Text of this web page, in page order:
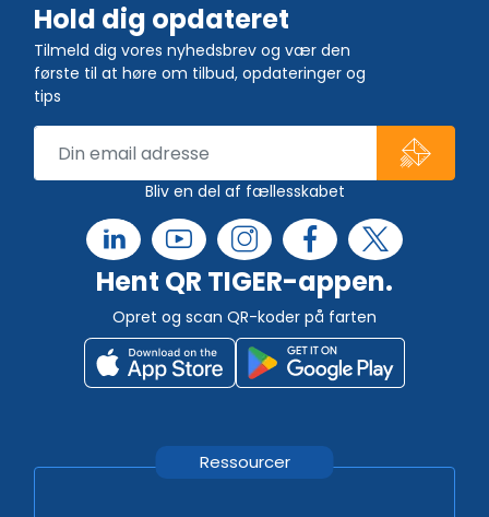
Hold dig opdateret
Tilmeld dig vores nyhedsbrev og vær den
første til at høre om tilbud, opdateringer og
tips
Bliv en del af fællesskabet
Hent QR TIGER-appen.
Opret og scan QR-koder på farten
Ressourcer